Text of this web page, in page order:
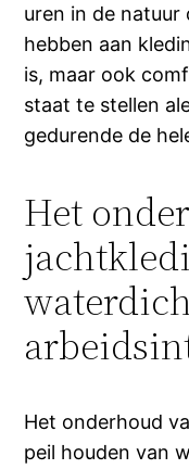
uren in de
hebben aan
is, maar ook
staat te stellen
gedurende de
Het
Het onderhoud
peil houden van